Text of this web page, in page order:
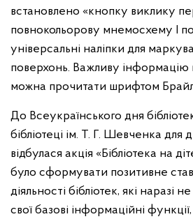
встановлено «кнопку виклику
повнокольорову мнемосхему І
універсальні наліпки для
поверхонь. Важливу інформацію
можна прочитати шрифтом
До Всеукраїнського дня
бібліотеці ім. Т. Г. Шевченка для
відбулася акція «Бібліотека на
було сформувати позитивне
діяльності бібліотек, які наразі
свої базові інформаційні